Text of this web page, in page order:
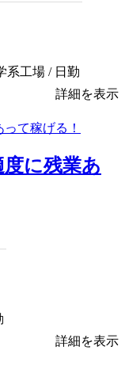
系工場 / 日勤
詳細を表示
に残業あ
詳細を表示